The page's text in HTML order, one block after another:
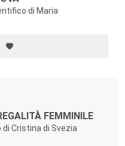
di Maria
FEMMINILE
di Cristina di Svezia